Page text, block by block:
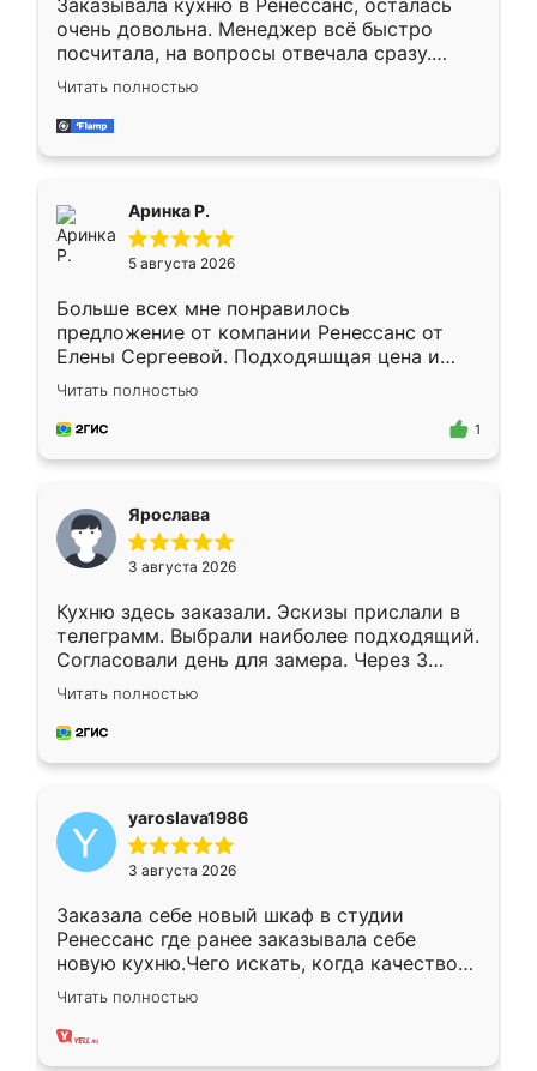
Заказывала кухню в Ренессанс, осталась
очень довольна. Менеджер всё быстро
посчитала, на вопросы отвечала сразу.
Замерщик приехал в субботу, подошёл к
делу со всей ответственностью. Собрали
за день, ребята работали аккуратно, даже
Читать полностью
Аринка Р.
5 августа 2026
Больше всех мне понравилось
предложение от компании Ренессанс от
Елены Сергеевой. Подходяшщая цена и
короткие сроки изготовления. Приехавший
для замера сотрудник Владислав
предложил по моему эскизу самый
Читать полностью
1
Ярослава
3 августа 2026
Кухню здесь заказали. Эскизы прислали в
телеграмм. Выбрали наиболее подходящий.
Согласовали день для замера. Через 3
недели кухня была уже готова. Остались
довольны работой. Спасибо Ренессанс
мебель за качественную работу!
Читать полностью
yaroslava1986
3 августа 2026
Заказала себе новый шкаф в студии
Ренессанс где ранее заказывала себе
новую кухню.Чего искать, когда качеством
вполне довольна. Служит кухня уже почти
два года, нареканий нет.
Читать полностью